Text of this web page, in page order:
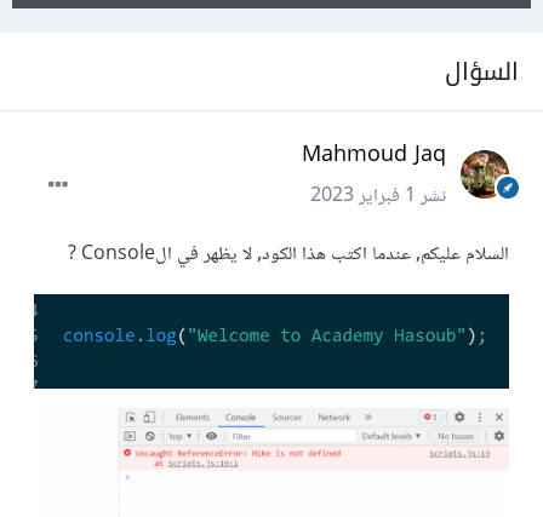
السؤال
Mahmoud Jaq
نشر1 فبراير 2023
السلام عليكم, عندما اكتب هذا الكود, لا يظهر في الConsole ?